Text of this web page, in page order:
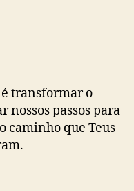
é transformar o
nossos passos para
caminho que Teus